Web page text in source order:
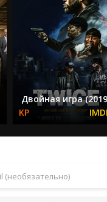
Двойная игра